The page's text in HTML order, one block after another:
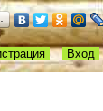
Вход